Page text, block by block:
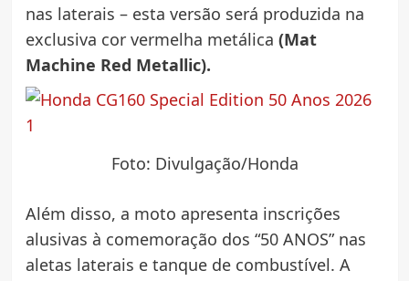
nas laterais – esta versão será produzida na
exclusiva cor vermelha metálica (Mat
Machine Red Metallic).
Foto: Divulgação/Honda
Além disso, a moto apresenta inscrições
alusivas à comemoração dos “50 ANOS” nas
aletas laterais e tanque de combustível. A